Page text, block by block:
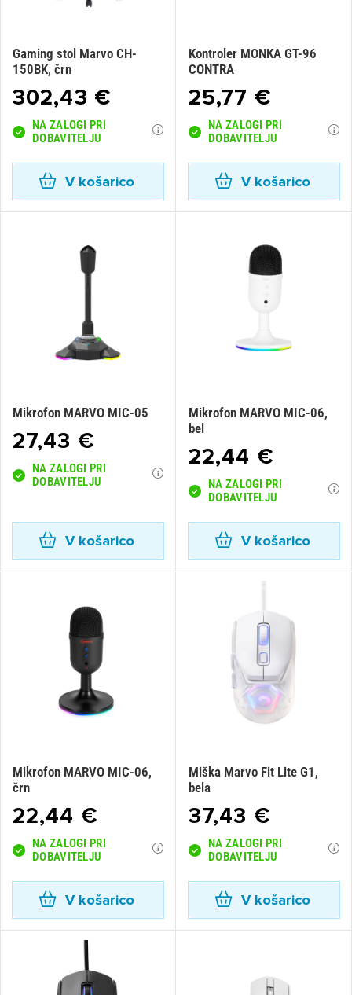
Gaming stol Marvo CH-
150BK, črn
302,43 €
NA ZALOGI PRI
DOBAVITELJU
V košarico
Kontroler MONKA GT-96
CONTRA
25,77 €
NA ZALOGI PRI
DOBAVITELJU
V košarico
Mikrofon MARVO MIC-05
27,43 €
NA ZALOGI PRI
DOBAVITELJU
V košarico
Mikrofon MARVO MIC-06,
bel
22,44 €
NA ZALOGI PRI
DOBAVITELJU
V košarico
Mikrofon MARVO MIC-06,
črn
22,44 €
NA ZALOGI PRI
DOBAVITELJU
V košarico
Miška Marvo Fit Lite G1,
bela
37,43 €
NA ZALOGI PRI
DOBAVITELJU
V košarico